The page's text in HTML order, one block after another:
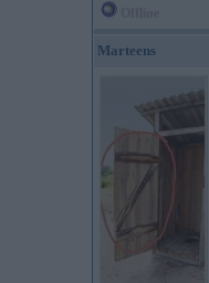
Marteens